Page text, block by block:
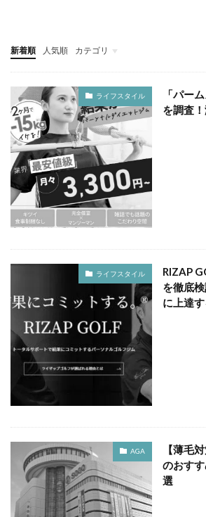
新着順 人気順
カテゴリ
ヘアケア
ボディケア
フレグランス・パフューム
ダイエット
ライフスタイル
「パー
を調査
ライフスタイル
RIZAP
を徹底
に上達す
AGA
【薄毛
のおす
選